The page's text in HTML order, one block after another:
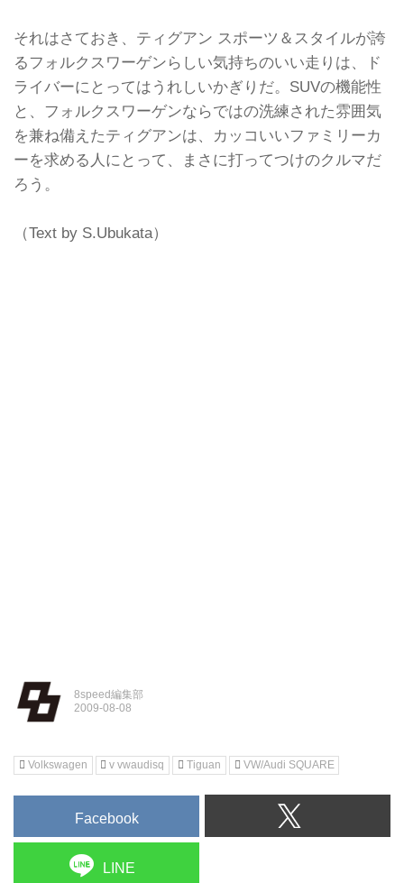
それはさておき、ティグアン スポーツ＆スタイルが誇
るフォルクスワーゲンらしい気持ちのいい走りは、ド
ライバーにとってはうれしいかぎりだ。SUVの機能性
と、フォルクスワーゲンならではの洗練された雰囲気
を兼ね備えたティグアンは、カッコいいファミリーカ
ーを求める人にとって、まさに打ってつけのクルマだ
ろう。
（Text by S.Ubukata）
8speed編集部
Volkswagen v vwaudisq Tiguan VW/Audi SQUARE
Facebook
LINE